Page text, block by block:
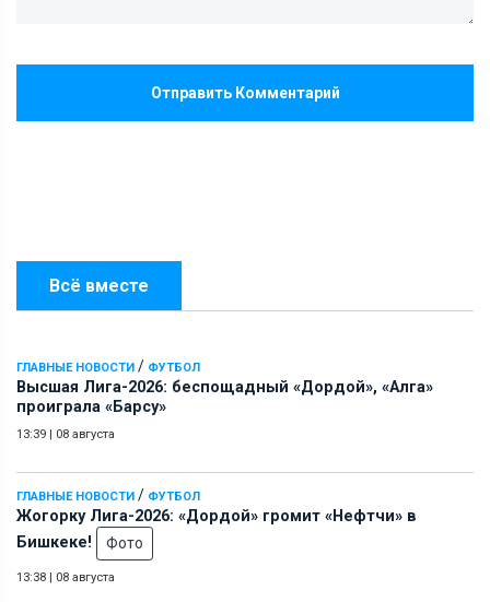
Всё вместе
ГЛАВНЫЕ НОВОСТИ / ФУТБОЛ
Высшая Лига-2026: беспощадный «Дордой», «Алга»
проиграла «Барсу»
13:39 | 08 августа
ГЛАВНЫЕ НОВОСТИ / ФУТБОЛ
Жогорку Лига-2026: «Дордой» громит «Нефтчи» в
Бишкеке!
Фото
13:38 | 08 августа
Отправить Комментарий